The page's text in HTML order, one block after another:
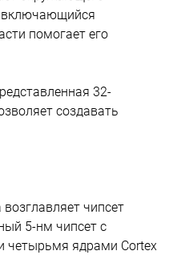
включающийся
помогает его
32-
создавать
чипсет
5-нм чипсет с
четырьмя ядрами Cortex